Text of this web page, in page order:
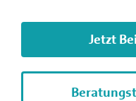
Jetzt